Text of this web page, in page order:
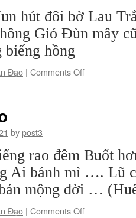
hút đôi bờ Lau
Gió Đùn mây
biếng hồng
Đạo | Comments Offon
bypost3
rao đêm Buốt
Ai bánh mì …. Lũ
mộng đời …
Đạo | Comments Offon